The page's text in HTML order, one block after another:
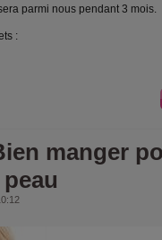
parmi nous pendant 3 mois.
:
manger